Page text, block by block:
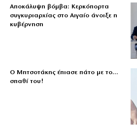
Αποκάλυψη βόμβα: Κερκόπορτα
συγκυριαρχίας στο Αιγαίο άνοιξε η
κυβέρνηση
Ο Μητσοτάκης έπιασε πάτο με το…
σπαθί του!